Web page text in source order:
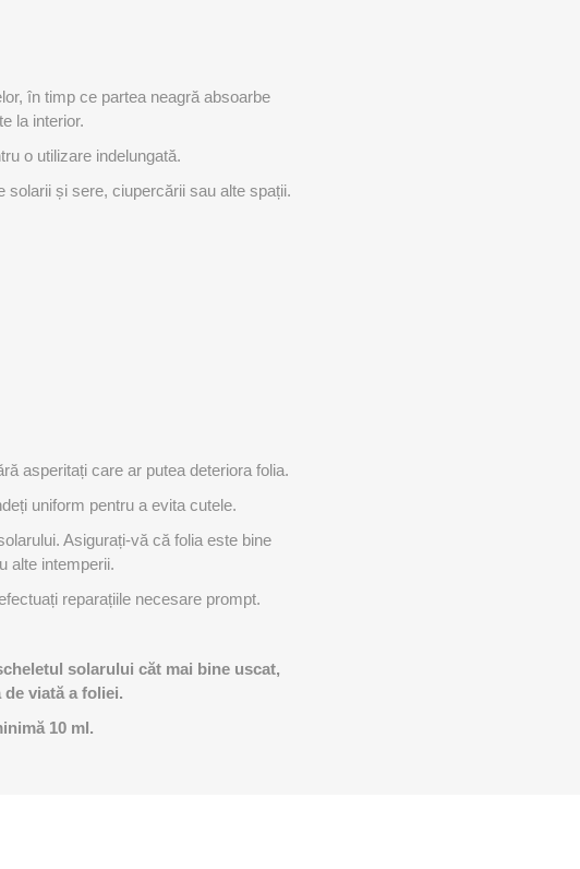
în timp ce partea neagră absoarbe
la interior.
o utilizare indelungată.
solarii și sere, ciupercării sau alte spații.
asperitați care ar putea deteriora folia.
uniform pentru a evita cutele.
Asigurați-vă că folia este bine
alte intemperii.
reparațiile necesare prompt.
solarului căt mai bine uscat,
viată a foliei.​
10 ml.